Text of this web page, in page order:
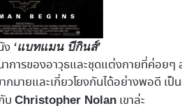
ง ‘แบทแมน บีกินส์’
การของอาวุธและชุดแต่งกายที่ค่อยๆ
มายและเกี่ยวโยงกันได้อย่างพอดี เ
บChristopher Nolan เขาล่ะ